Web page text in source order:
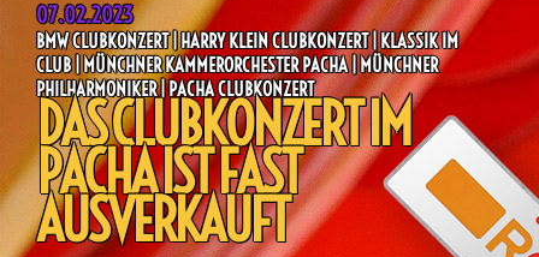
07.02.2023
BMW CLUBKONZERT | HARRY KLEIN CLUBKONZERT | KLASSIK IM
CLUB | MÜNCHNER KAMMERORCHESTER PACHA | MÜNCHNER
PHILHARMONIKER | PACHA CLUBKONZERT
DAS CLUBKONZERT IM
PACHA IST FAST
AUSVERKAUFT